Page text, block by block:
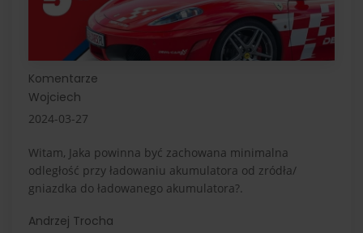
Komentarze
Wojciech
2024-03-27
Witam, Jaka powinna być zachowana minimalna
odległość przy ładowaniu akumulatora od zródła/
gniazdka do ładowanego akumulatora?.
Andrzej Trocha